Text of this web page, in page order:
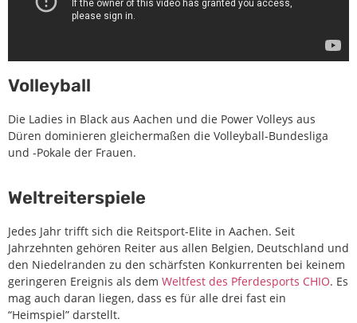
Volleyball
Die Ladies in Black aus Aachen und die Power Volleys aus
Düren dominieren gleichermaßen die Volleyball-Bundesliga
und -Pokale der Frauen.
Weltreiterspiele
Jedes Jahr trifft sich die Reitsport-Elite in Aachen. Seit
Jahrzehnten gehören Reiter aus allen Belgien, Deutschland und
den Niedelranden zu den schärfsten Konkurrenten bei keinem
geringeren Ereignis als dem Weltfest des Pferdesports CHIO. Es
mag auch daran liegen, dass es für alle drei fast ein
“Heimspiel” darstellt.